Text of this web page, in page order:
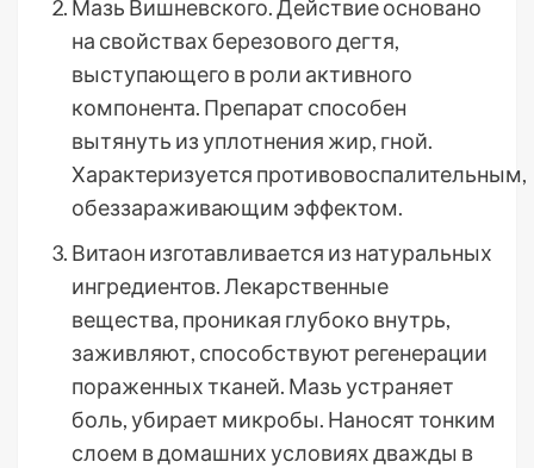
Мазь Вишневского. Действие основано
на свойствах березового дегтя,
выступающего в роли активного
компонента. Препарат способен
вытянуть из уплотнения жир, гной.
Характеризуется противовоспалительным,
обеззараживающим эффектом.
Витаон изготавливается из натуральных
ингредиентов. Лекарственные
вещества, проникая глубоко внутрь,
заживляют, способствуют регенерации
пораженных тканей. Мазь устраняет
боль, убирает микробы. Наносят тонким
слоем в домашних условиях дважды в